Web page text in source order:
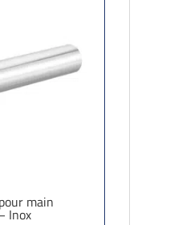
main
Inox